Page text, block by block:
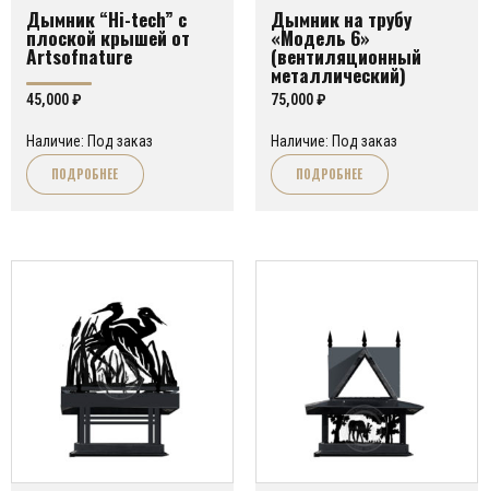
Дымник “Hi-tech” с
плоской крышей от
Artsofnature
45,000₽
Наличие: Под заказ
ПОДРОБНЕЕ
Дымник на трубу
«Модель 6»
(вентиляционный
металлический)
75,000₽
Наличие: Под заказ
ПОДРОБНЕЕ